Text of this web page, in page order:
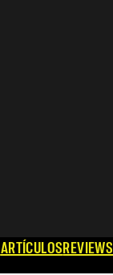
ARTÍCULOSREVIEWS